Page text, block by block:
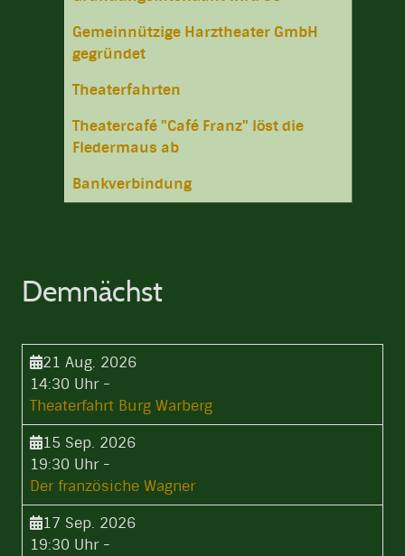
Gemeinnützige Harztheater GmbH
gegründet
Theaterfahrten
Theatercafé "Café Franz" löst die
Fledermaus ab
Bankverbindung
Demnächst
21 Aug. 2026
14:30 Uhr-
Theaterfahrt Burg Warberg
15 Sep. 2026
19:30 Uhr-
Der französiche Wagner
17 Sep. 2026
19:30 Uhr-